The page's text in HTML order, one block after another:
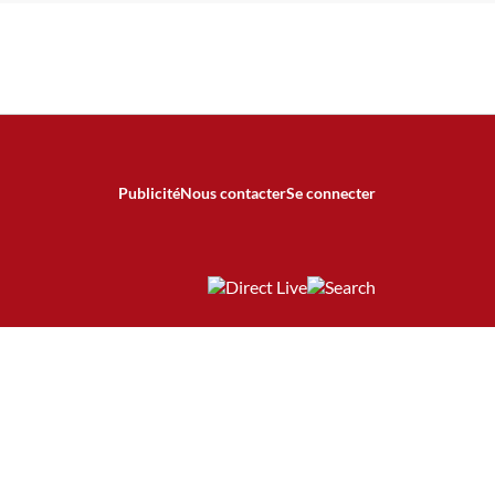
PublicitéNous contacterSe connecter